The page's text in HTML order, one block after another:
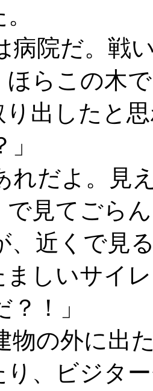
院だ。戦
ほらこの木
出したと
だよ。見
で見てごら
近くで見
ましいサイ
！」
の外に出
り、ビジタ